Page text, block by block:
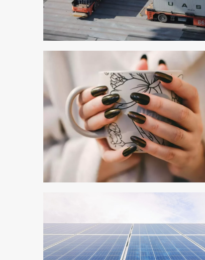
2 min odczytu
4 min odczytu